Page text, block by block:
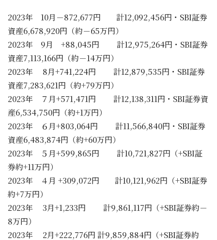
2023年 10月－872,677円 計12,092,456円・SBI証券
資産6,678,920円（約－65万円）
2023年 9月 +88,045円 計12,975,264円・SBI証券
資産7,113,166円（約－14万円）
2023年 8月+741,224円 計12,879,535円・SBI証券
資産7,283,621円（約+79万円）
2023年 ７月+571,471円 計12,138,311円・SBI証券資
産6,534,750円（約+1万円）
2023年 ６月+803,064円 計11,566,840円・SBI証券
資産6,483,874円（約+60万円）
2023年 ５月+599,865円 計10,721,827円（+SBI証
券約+11万円）
2023年 ４月 +309,072円 計10,121,962円（+SBI証券
約+7万円）
2023年 3月+1,233円 計9,861,117円（+SBI証券約－
8万円）
2023年 2月+222,776円 計9,859,884円（+SBI証券約